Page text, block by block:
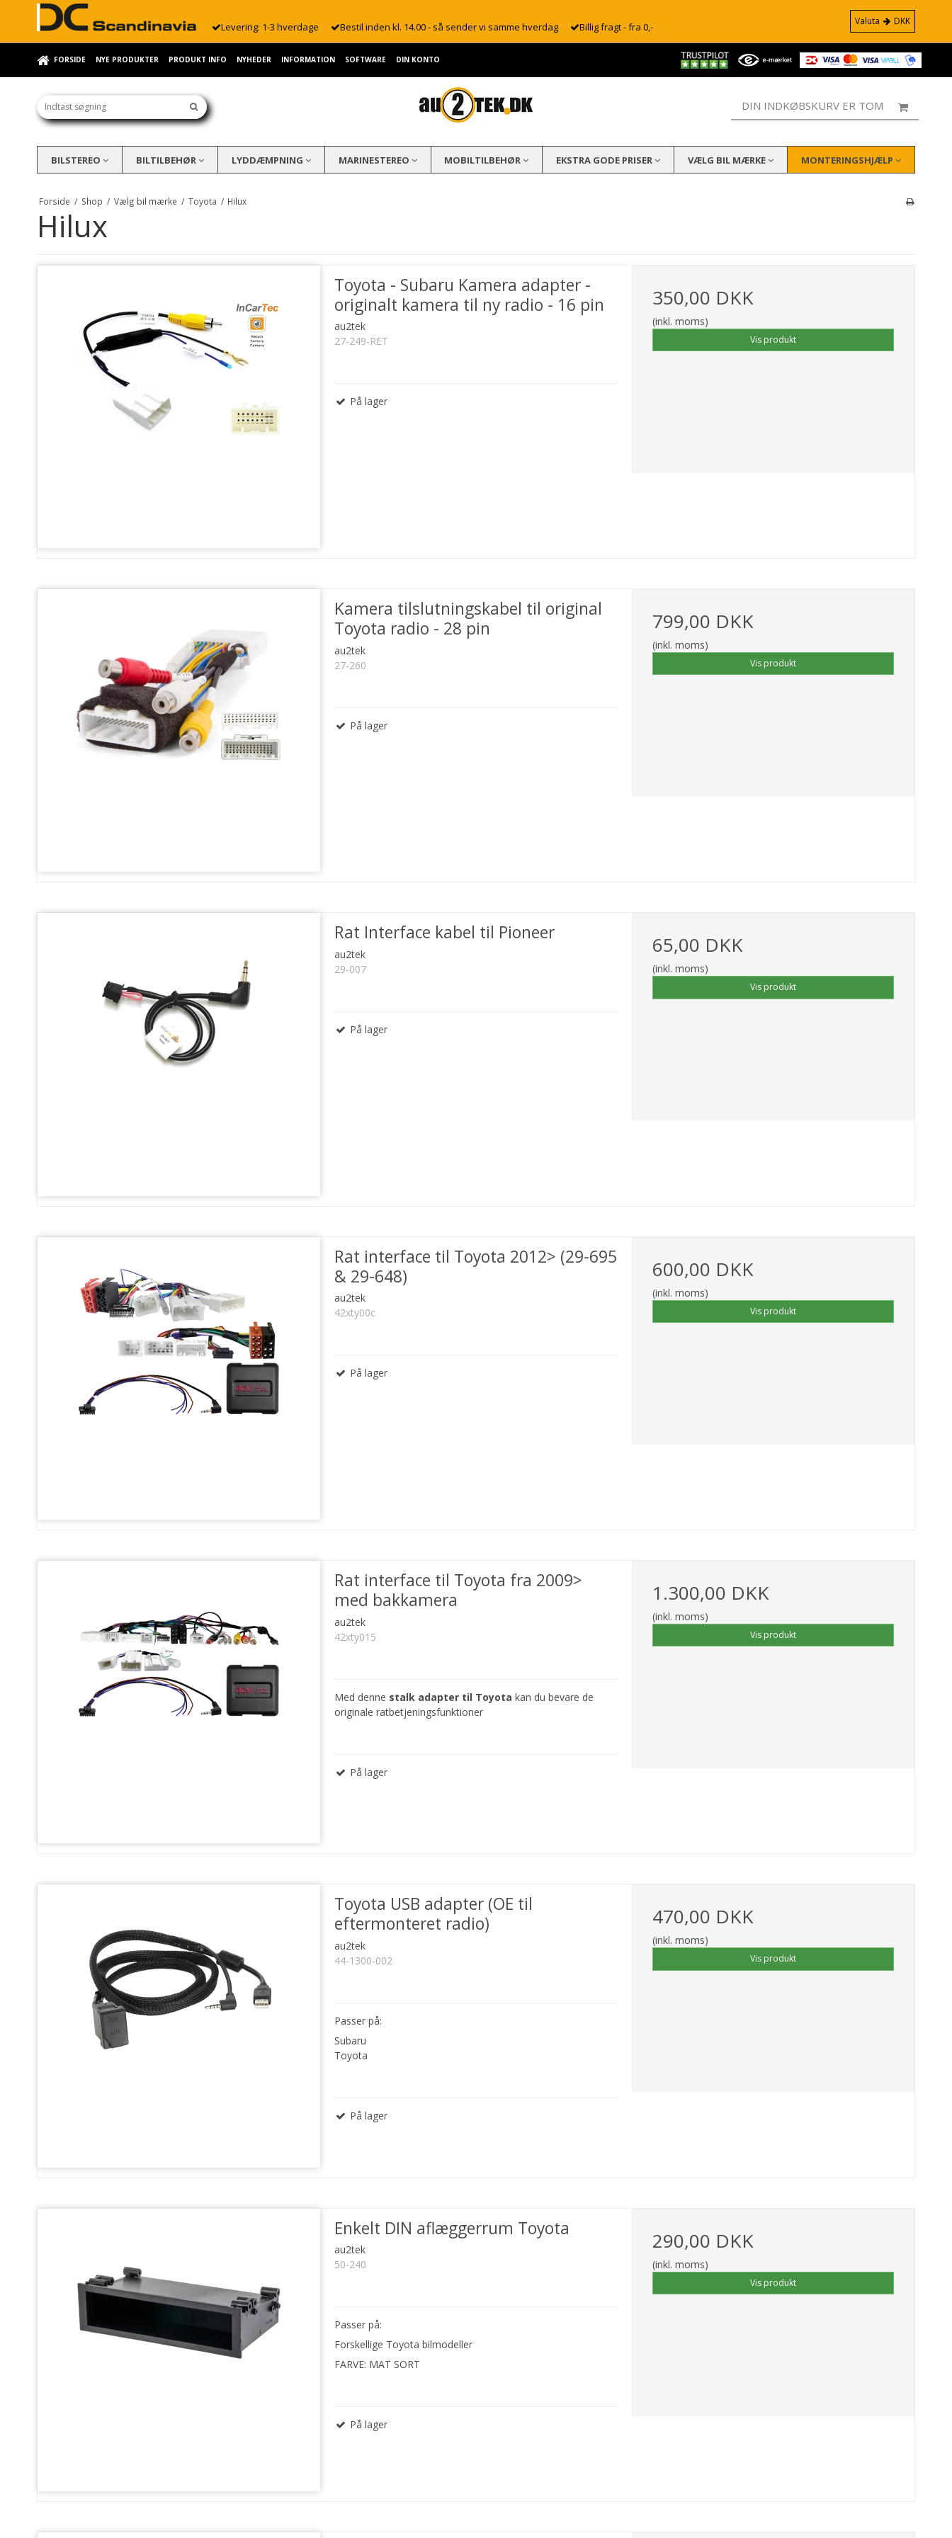
Levering: 1-3 hverdage Bestil inden kl. 14.00 - så sender vi samme hverdag Billig fragt - fra 0,- Valuta DKK
FORSIDE NYE PRODUKTER PRODUKT INFO NYHEDER INFORMATION SOFTWARE DIN KONTO
DIN INDKØBSKURV ER TOM
BILSTEREO BILTILBEHØR LYDDÆMPNING MARINESTEREO MOBILTILBEHØR EKSTRA GODE PRISER VÆLG BIL MÆRKE MONTERINGSHJÆLP
Forside / Shop / Vælg bil mærke / Toyota / Hilux
Hilux
Toyota - Subaru Kamera adapter -
originalt kamera til ny radio - 16 pin
au2tek
27-249-RET
På lager
350,00 DKK
(inkl. moms)
Vis produkt
Kamera tilslutningskabel til original
Toyota radio - 28 pin
au2tek
27-260
På lager
799,00 DKK
(inkl. moms)
Vis produkt
Rat Interface kabel til Pioneer
au2tek
29-007
På lager
65,00 DKK
(inkl. moms)
Vis produkt
Rat interface til Toyota 2012> (29-695
& 29-648)
au2tek
42xty00c
På lager
600,00 DKK
(inkl. moms)
Vis produkt
Rat interface til Toyota fra 2009>
med bakkamera
au2tek
42xty015
Med denne stalk adapter til Toyota kan du bevare de
originale ratbetjeningsfunktioner
På lager
1.300,00 DKK
(inkl. moms)
Vis produkt
Toyota USB adapter (OE til
eftermonteret radio)
au2tek
44-1300-002
Passer på:
Subaru
Toyota
På lager
470,00 DKK
(inkl. moms)
Vis produkt
Enkelt DIN aflæggerrum Toyota
au2tek
50-240
Passer på:
Forskellige Toyota bilmodeller
FARVE: MAT SORT
På lager
290,00 DKK
(inkl. moms)
Vis produkt